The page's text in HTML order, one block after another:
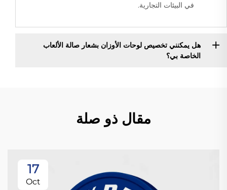
في البيئات التجارية.
هل يمكنني تخصيص لوحات الأوزان بشعار صالة الألعاب
الخاصة بي؟
مقال ذو صلة
17
Oct